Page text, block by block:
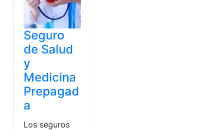
Seguro
de Salud
y
Medicina
Prepagad
a
Los seguros